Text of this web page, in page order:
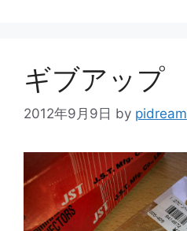
ー
ギブアップ
2012年9月9日 by pidream